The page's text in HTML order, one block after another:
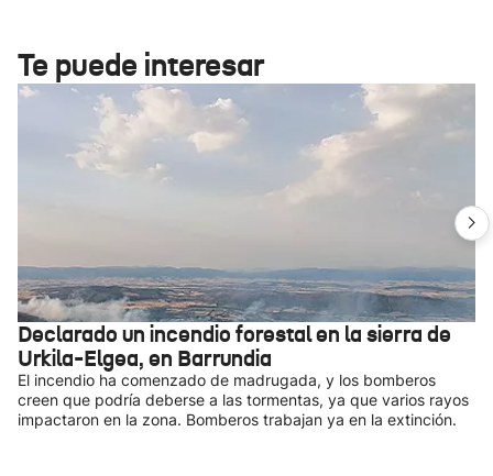
Te puede interesar
Declarado un incendio forestal en la sierra de
Urkila-Elgea, en Barrundia
El incendio ha comenzado de madrugada, y los bomberos
creen que podría deberse a las tormentas, ya que varios rayos
impactaron en la zona. Bomberos trabajan ya en la extinción.